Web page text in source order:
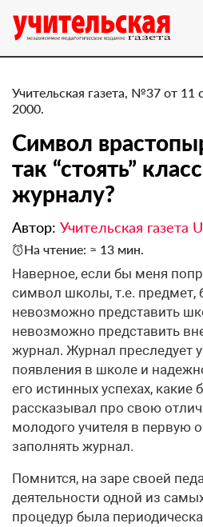
Учительская газета, №37 от 11
2000.
Символ
так “стоять”
журналу?
Автор: Учительская газета
На чтение: ≈ 13 мин.
Наверное, если бы меня
символ школы, т.е. предмет,
невозможно представить
невозможно представить
журнал. Журнал преследует
появления в школе и
его истинных успехах,
рассказывал про свою
молодого учителя в первую
заполнять журнал.
Помнится, на заре своей
деятельности одной из
процедур была